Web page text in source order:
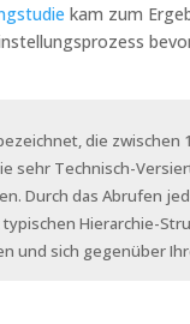
kam zum
die
sehr Technisch-
Durch das Abrufen
Hierarchie-
und sich gegenüber